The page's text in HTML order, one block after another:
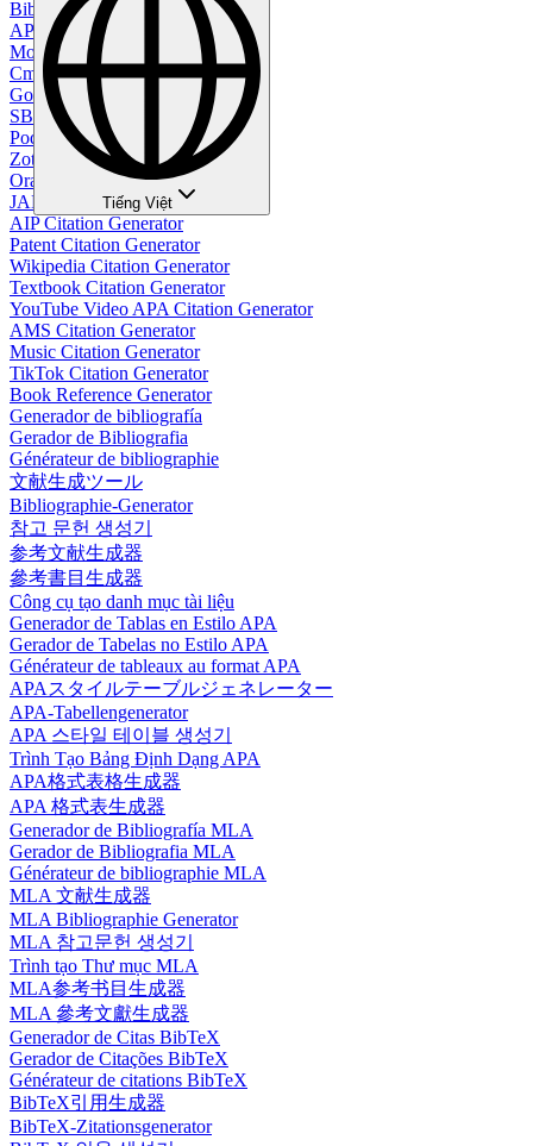
BibTeX Citation Generator
APA bibliography maker
Movie Citation Generator
Cmos Citation Generator
Google Citation Generator
SBL Citation Generator
Podcast Citation Generator
Zotero Citation Generator
Oral Citation Generator
JAMA Citation Generator
AIP Citation Generator
Patent Citation Generator
Wikipedia Citation Generator
Textbook Citation Generator
YouTube Video APA Citation Generator
AMS Citation Generator
Music Citation Generator
TikTok Citation Generator
Book Reference Generator
Generador de bibliografía
Gerador de Bibliografia
Générateur de bibliographie
文献生成ツール
Bibliographie-Generator
참고 문헌 생성기
参考文献生成器
參考書目生成器
Công cụ tạo danh mục tài liệu
Generador de Tablas en Estilo APA
Gerador de Tabelas no Estilo APA
Générateur de tableaux au format APA
APAスタイルテーブルジェネレーター
APA-Tabellengenerator
APA 스타일 테이블 생성기
Trình Tạo Bảng Định Dạng APA
APA格式表格生成器
APA 格式表生成器
Generador de Bibliografía MLA
Gerador de Bibliografia MLA
Générateur de bibliographie MLA
MLA 文献生成器
MLA Bibliographie Generator
MLA 참고문헌 생성기
Trình tạo Thư mục MLA
MLA参考书目生成器
MLA 參考文獻生成器
Generador de Citas BibTeX
Gerador de Citações BibTeX
Générateur de citations BibTeX
BibTeX引用生成器
BibTeX-Zitationsgenerator
Tiếng Việt